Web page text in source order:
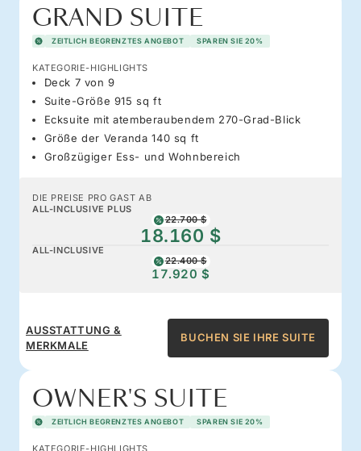
GRAND SUITE
ZEITLICH BEGRENZTES ANGEBOT SPAREN SIE 20%
KATEGORIE-HIGHLIGHTS
Deck 7 von 9
Suite-Größe 915 sq ft
Ecksuite mit atemberaubendem 270-Grad-Blick
Größe der Veranda 140 sq ft
Großzügiger Ess- und Wohnbereich
DIE PREISE PRO GAST AB
ALL-INCLUSIVE PLUS
22.700 $
18.160 $
ALL-INCLUSIVE
22.400 $
17.920 $
AUSSTATTUNG &
MERKMALE
BUCHEN SIE IHRE SUITE
OWNER'S SUITE
ZEITLICH BEGRENZTES ANGEBOT SPAREN SIE 20%
KATEGORIE-HIGHLIGHTS